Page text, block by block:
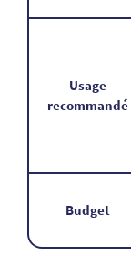
Usage
recommandé
Budget